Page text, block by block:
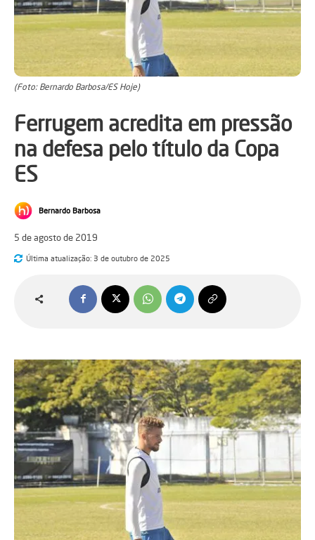
(Foto: Bernardo Barbosa/ES Hoje)
Ferrugem acredita em pressão
na defesa pelo título da Copa
ES
Bernardo Barbosa
5 de agosto de 2019
Última atualização: 3 de outubro de 2025